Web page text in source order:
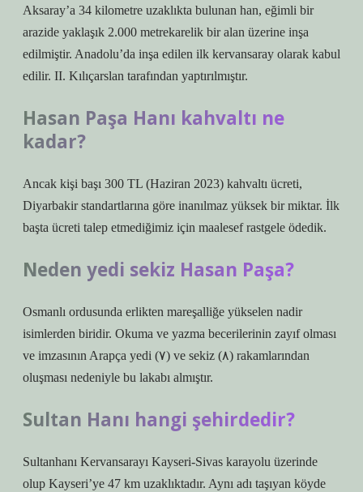
Aksaray’a 34 kilometre uzaklıkta bulunan han, eğimli bir
arazide yaklaşık 2.000 metrekarelik bir alan üzerine inşa
edilmiştir. Anadolu’da inşa edilen ilk kervansaray olarak kabul
edilir. II. Kılıçarslan tarafından yaptırılmıştır.
Hasan Paşa Hanı kahvaltı ne
kadar?
Ancak kişi başı 300 TL (Haziran 2023) kahvaltı ücreti,
Diyarbakir standartlarına göre inanılmaz yüksek bir miktar. İlk
başta ücreti talep etmediğimiz için maalesef rastgele ödedik.
Neden yedi sekiz Hasan Paşa?
Osmanlı ordusunda erlikten mareşalliğe yükselen nadir
isimlerden biridir. Okuma ve yazma becerilerinin zayıf olması
ve imzasının Arapça yedi (٧) ve sekiz (٨) rakamlarından
oluşması nedeniyle bu lakabı almıştır.
Sultan Hanı hangi şehirdedir?
Sultanhanı Kervansarayı Kayseri-Sivas karayolu üzerinde
olup Kayseri’ye 47 km uzaklıktadır. Aynı adı taşıyan köyde